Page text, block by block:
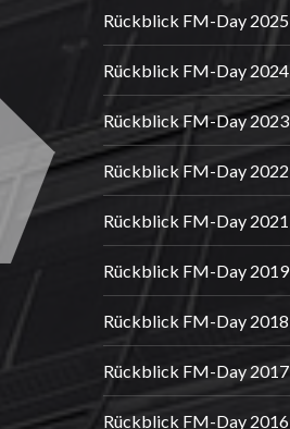
Rückblick FM-Day 2025
Rückblick FM-Day 2024
Rückblick FM-Day 2023
Rückblick FM-Day 2022
Rückblick FM-Day 2021
Rückblick FM-Day 2019
Rückblick FM-Day 2018
Rückblick FM-Day 2017
Rückblick FM-Day 2016